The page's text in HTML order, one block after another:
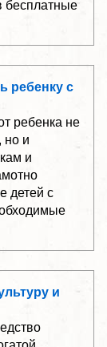
бесплатные
ребенку с
ребенка не
но и
и
детей с
и